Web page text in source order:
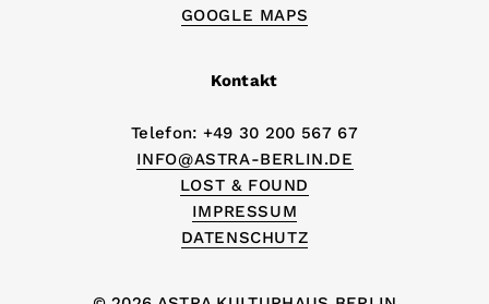
GOOGLE MAPS
Kontakt
Telefon: +49 30 200 567 67
INFO@ASTRA-BERLIN.DE
LOST & FOUND
IMPRESSUM
DATENSCHUTZ